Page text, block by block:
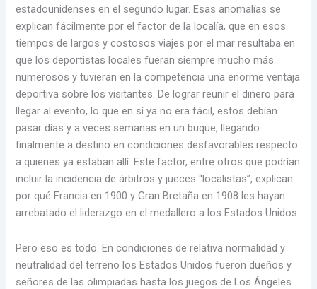
estadounidenses en el segundo lugar. Esas anomalías se
explican fácilmente por el factor de la localía, que en esos
tiempos de largos y costosos viajes por el mar resultaba en
que los deportistas locales fueran siempre mucho más
numerosos y tuvieran en la competencia una enorme ventaja
deportiva sobre los visitantes. De lograr reunir el dinero para
llegar al evento, lo que en sí ya no era fácil, estos debían
pasar días y a veces semanas en un buque, llegando
finalmente a destino en condiciones desfavorables respecto
a quienes ya estaban allí. Este factor, entre otros que podrían
incluir la incidencia de árbitros y jueces “localistas”, explican
por qué Francia en 1900 y Gran Bretaña en 1908 les hayan
arrebatado el liderazgo en el medallero a los Estados Unidos.
Pero eso es todo. En condiciones de relativa normalidad y
neutralidad del terreno los Estados Unidos fueron dueños y
señores de las olimpiadas hasta los juegos de Los Ángeles